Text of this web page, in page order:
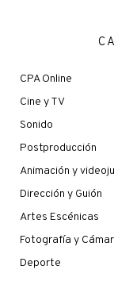
CPA Online
Cine y TV
Sonido
Postproducción
Animación y
Dirección y Guión
Artes Escénicas
Fotografía y
Deporte